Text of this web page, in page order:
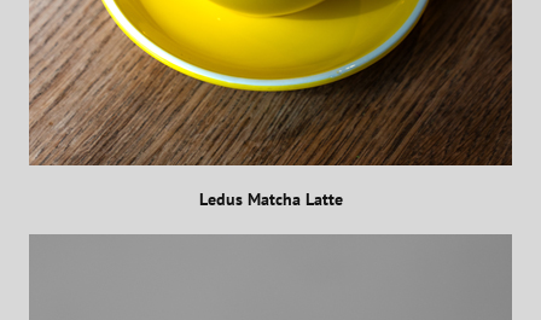
Ledus Matcha Latte